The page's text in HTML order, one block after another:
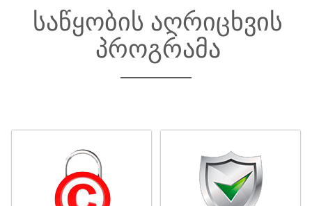
საწყობის აღრიცხვის
პროგრამა